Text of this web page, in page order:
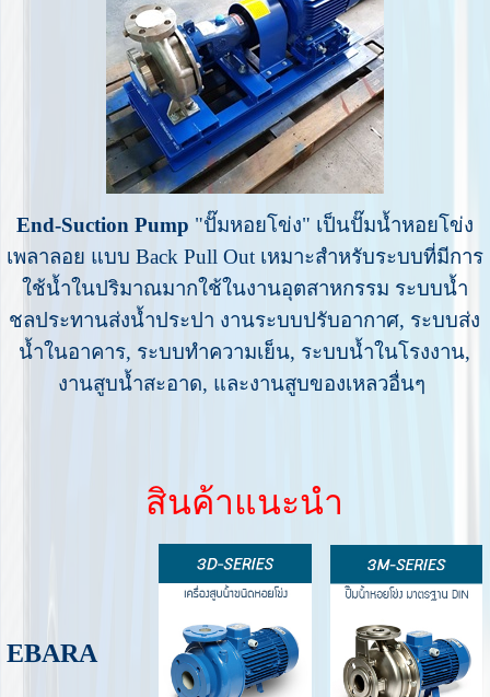
End-Suction Pump "ปั๊มหอยโข่ง" เป็นปั๊มน้ำหอยโข่ง
เพลาลอย แบบ Back Pull Out เหมาะสำหรับระบบที่มีการ
ใช้น้ำในปริมาณมากใช้ในงานอุตสาหกรรม ระบบน้ำ
ชลประทานส่งน้ำประปา งานระบบปรับอากาศ, ระบบส่ง
น้ำในอาคาร, ระบบทำความเย็น, ระบบน้ำในโรงงาน,
งานสูบน้ำสะอาด, และงานสูบของเหลวอื่นๆ
สินค้าแนะนำ
EBARA